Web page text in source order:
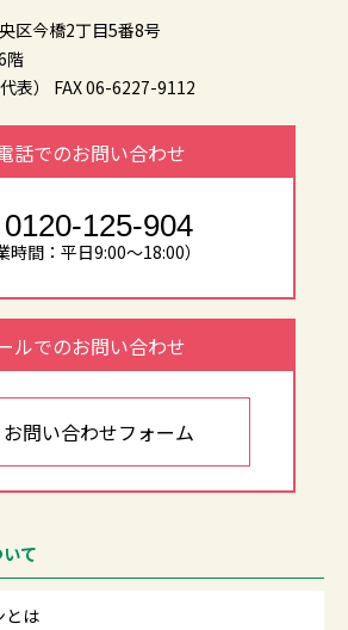
区今橋2丁目5番8号
階
表）
FAX 06-6227-9112
話でのお問い合わせ
0120-125-904
時間：平日9:00～18:00）
ルでのお問い合わせ
お問い合わせフォーム
て
とは